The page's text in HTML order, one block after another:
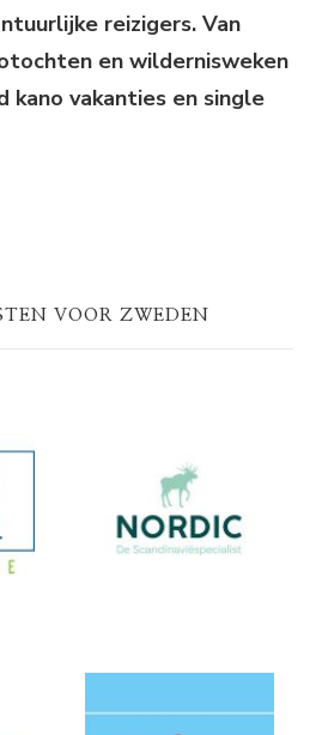
reizigers. Van
en wildernisweken
kano vakanties en single
VOOR ZWEDEN